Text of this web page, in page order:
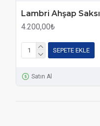
Lambri Ahşap Saksı
4.200,00₺
SEPETE EKLE
Satın Al